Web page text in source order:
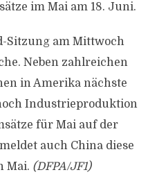
im Mai am 18. Juni.
Sitzung am Mittwoch
Neben zahlreichen
in Amerika nächste
Industrieproduktion
für Mai auf der
auch China diese
Mai. (DFPA/JF1)